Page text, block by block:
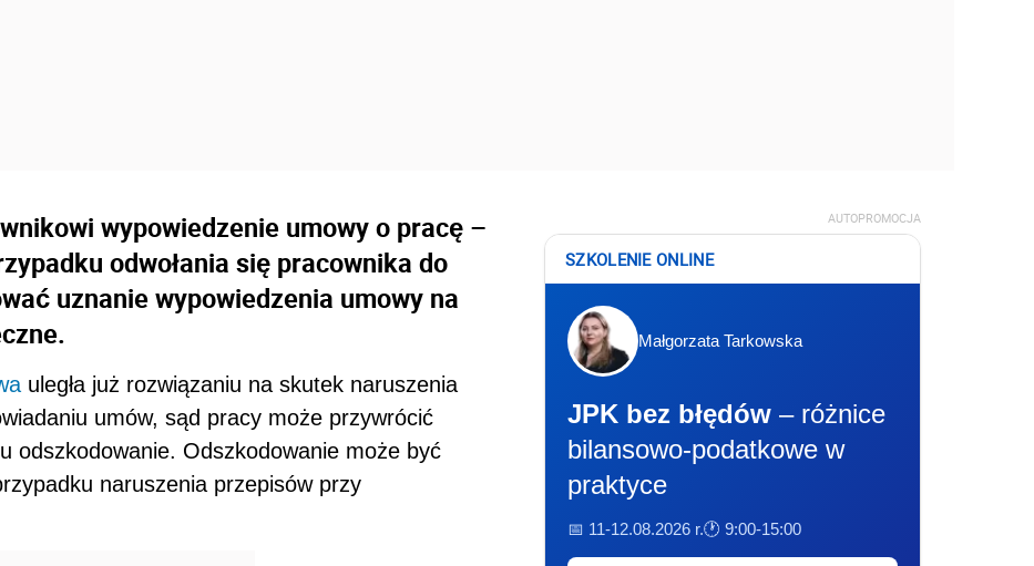
wypowiedzenie umowy o pracę –
odwołania się pracownika do
uznanie wypowiedzenia umowy na
uległa już rozwiązaniu na skutek naruszenia
umów, sąd pracy może przywrócić
odszkodowanie. Odszkodowanie może być
naruszenia przepisów przy
AUTOPROMOCJA
SZKOLENIE ONLINE
Małgorzata Tarkowska
JPK bez błędów – różnice
bilansowo-podatkowe w
praktyce
📅 11-12.08.2026 r.🕐 9:00-15:00